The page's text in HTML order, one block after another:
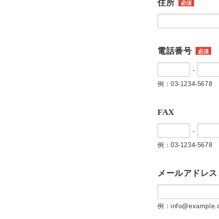
住所 必須
電話番号 必須
-
例：03-1234-5678
FAX
-
例：03-1234-5678
メールアドレス
例：